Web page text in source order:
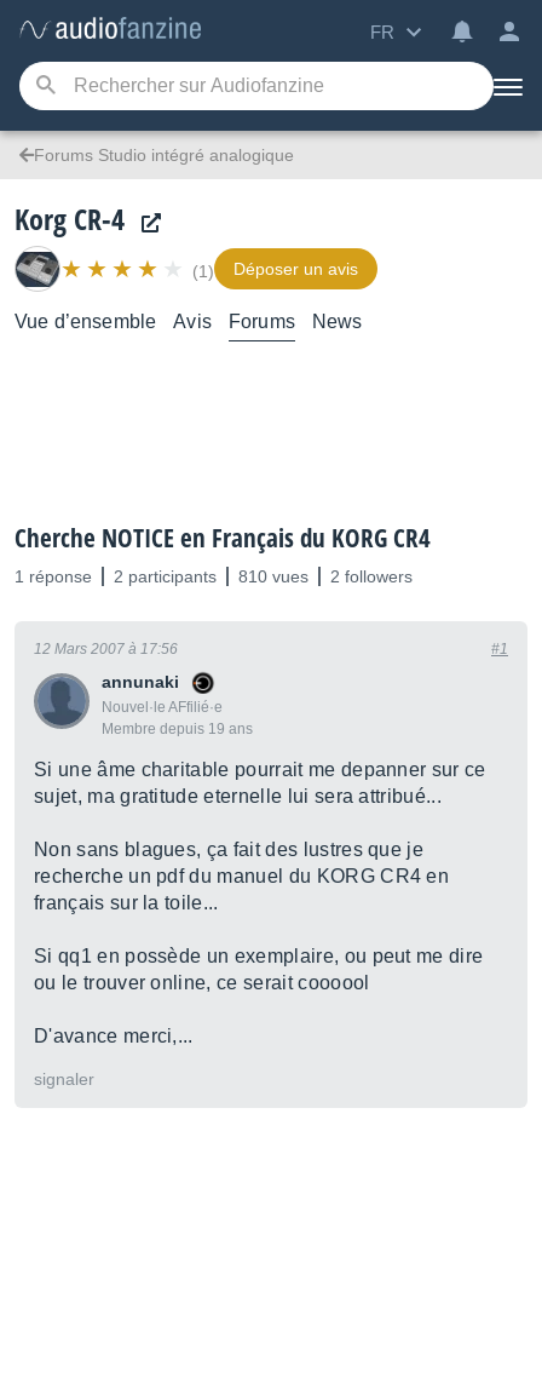
FR
Forums Studio intégré analogique
Korg CR-4
(1) Déposer un avis
Vue d’ensemble Avis Forums News
Cherche NOTICE en Français du KORG CR4
1 réponse 2 participants 810 vues 2 followers
annunaki
Nouvel·le AFfilié·e
Membre depuis 19 ans
12 Mars 2007 à 17:56 #1
Si une âme charitable pourrait me depanner sur ce
sujet, ma gratitude eternelle lui sera attribué...
Non sans blagues, ça fait des lustres que je
recherche un pdf du manuel du KORG CR4 en
français sur la toile...
Si qq1 en possède un exemplaire, ou peut me dire
ou le trouver online, ce serait coooool
D'avance merci,...
signaler